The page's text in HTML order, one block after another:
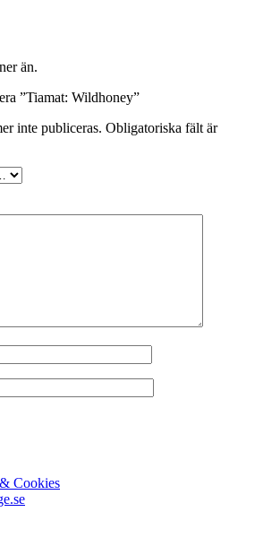
än.
”Tiamat: Wildhoney”
inte publiceras. Obligatoriska fält är
Cookies